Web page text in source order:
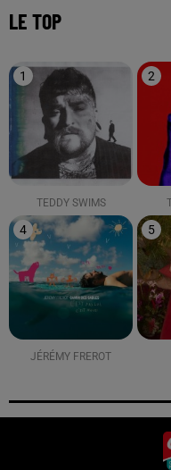
LE TOP
1
TEDDY SWIMS
2
4
JÉRÉMY FREROT
5